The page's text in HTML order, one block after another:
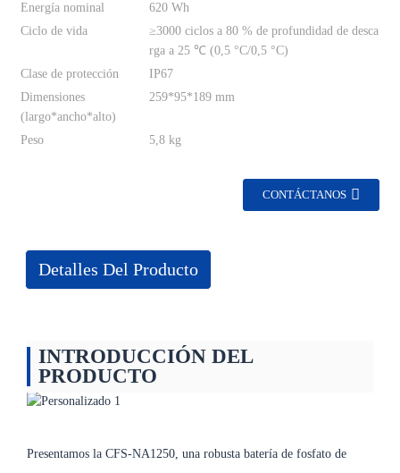
Energía nominal
620 Wh
Ciclo de vida
≥3000 ciclos a 80 % de profundidad de desca
rga a 25 ℃ (0,5 °C/0,5 °C)
Clase de protección
IP67
Dimensiones
(largo*ancho*alto)
259*95*189 mm
Peso 5,8 kg
CONTÁCTANOS
Detalles Del Producto
INTRODUCCIÓN DEL
PRODUCTO
Presentamos la CFS-NA1250, una robusta batería de fosfato de